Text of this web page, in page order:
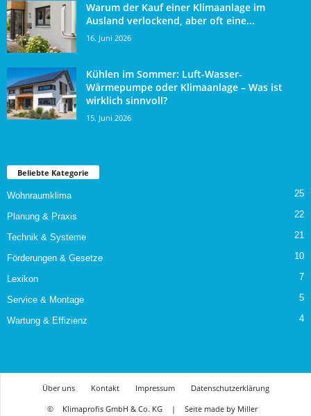
Warum der Kauf einer Klimaanlage im
Ausland verlockend, aber oft eine...
16. Juni 2026
Kühlen im Sommer: Luft-Wasser-
Wärmepumpe oder Klimaanlage – Was ist
wirklich sinnvoll?
15. Juni 2026
Beliebte Kategorie
Wohnraumklima 25
Planung & Praxis 22
Technik & Systeme 21
Förderungen & Gesetze 10
Lexikon 7
Service & Montage 5
Wartung & Effizienz 4
Über uns Kontakt Impressum
Datenschutzerklärung
©
Klimaprofis GmbH & Co. KG | Seite made by Miller